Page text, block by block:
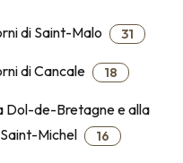
di Saint-Malo 31
di Cancale 18
Dol-de-Bretagne e alla
Michel
16